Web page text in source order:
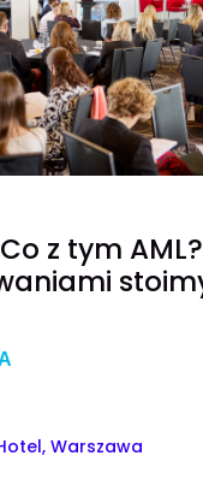
z tym
Warszawa